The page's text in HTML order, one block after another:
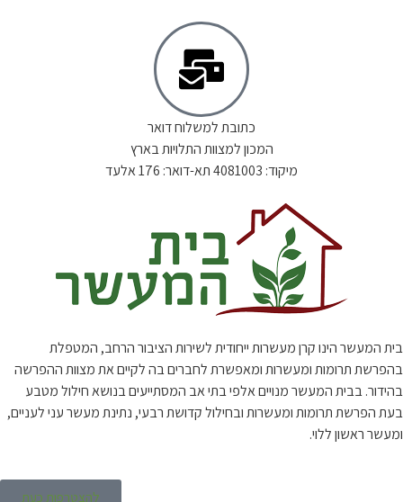
כתובת למשלוח דואר
המכון למצוות התלויות בארץ
מיקוד: 4081003 תא-דואר: 176 אלעד
בית המעשר הינו קרן מעשרות ייחודית לשירות הציבור הרחב, המטפלת
בהפרשת תרומות ומעשרות ומאפשרת לחברים בה לקיים את מצוות ההפרשה
בהידור. בבית המעשר מנויים אלפי בתי אב המסתייעים בנושא חילול מטבע
בעת הפרשת תרומות ומעשרות ובחילול קדושת רבעי, נתינת מעשר עני לעניים,
ומעשר ראשון ללוי.
להצטרפות כעת